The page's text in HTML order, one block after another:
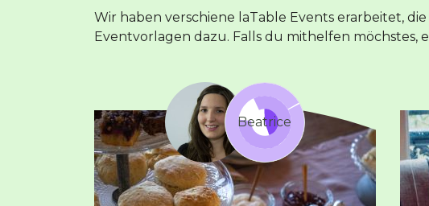
Wir haben verschiene laTable Events erarbeitet,
Eventvorlagen dazu. Falls du mithelfen möchstes,
Beatrice